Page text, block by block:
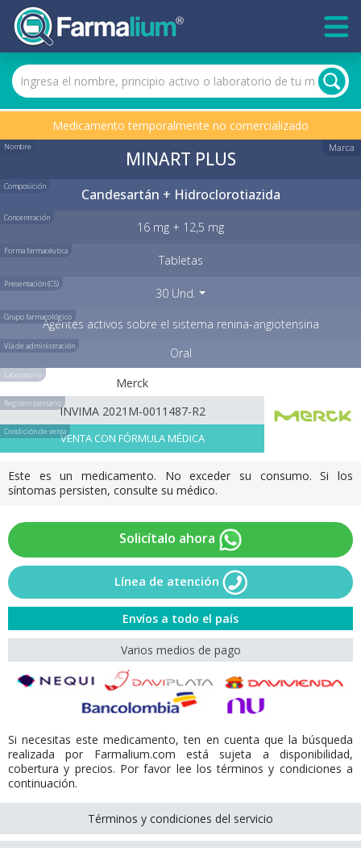
Medicamento temporalmente no comercializado
Nombre Marca
MINART PLUS
Composición Candesartán + Hidroclorotiazida
Concentración
16 mg + 12,5 mg
Forma farmacéutica
Tabletas
Presentación (C5)
30 Und.
Grupo farmacológicoAgentes activos sobre el sistema renina-angiotensina
Vía de administración Oral
Laboratorio
Merck
Registro sanitario
INVIMA 2021M-0011487-R2
Condición de ventaVENTA CON FÓRMULA MÉDICA
Este es un medicamento. No exceder su consumo. Si los
síntomas persisten, consulte su médico.
Solicítalo ahora
Línea de atención
Envíos a todo el país
Varios medios de pago
Si necesitas este medicamento, ten en cuenta que la búsqueda
realizada por Farmalium.com está sujeta a disponibilidad,
cobertura y precios. Por favor lee los términos y condiciones a
continuación.
Términos y condiciones del servicio